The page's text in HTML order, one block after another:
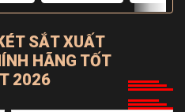
SẮT XUẤT
HÃNG TỐT
2026